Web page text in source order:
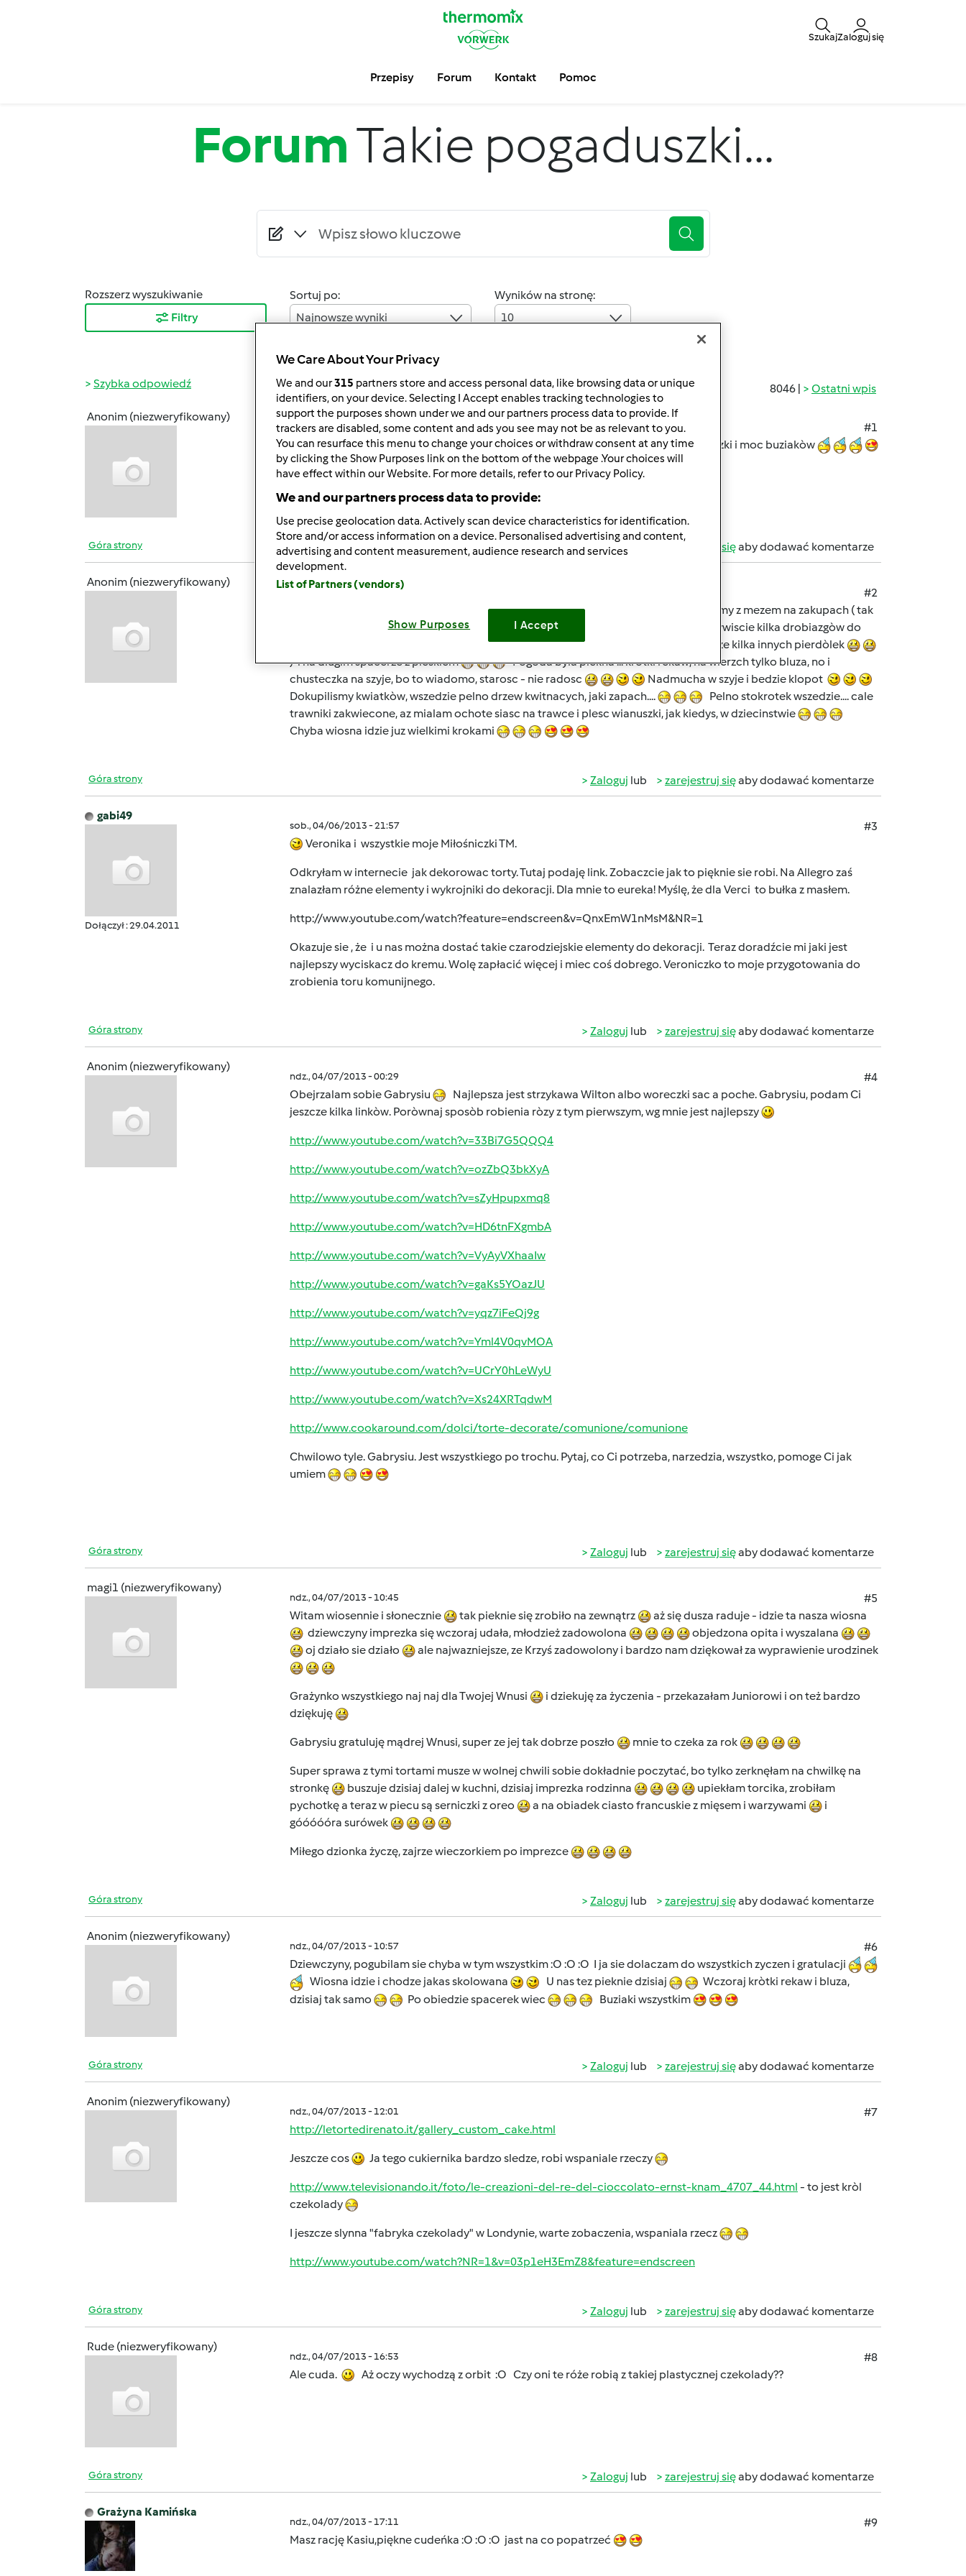
SzukajZaloguj się
Przepisy Forum Kontakt Pomoc
ForumTakie pogaduszki...
Rozszerz wyszukiwanie
Filtry
Sortuj po:
Najnowsze wyniki
Wyników na stronę:
10
8046 | Ostatni wpis
Szybka odpowiedź
Anonim (niezweryfikowany)
sob., 04/06/2013 - 08:04
#1
I ja sie dolaczam do zyczen, choc spòznionych
Zycze udanej imprezki i moc buziakòw
Góra strony Zaloguj zarejestruj sięaby dodawać komentarze
Anonim (niezweryfikowany)
sob., 04/06/2013 - 21:27
#2
Dziewczyny, pogoda u nas byla dzisiaj przewiosenna
Popoludnie spedzilismy z mezem na zakupach ( tak
biegiem, bo szkoda bylo pogody), szwedaniu sie po sklepach ( dokupilam sobie oczywiscie kilka drobiazgòw do
- w zasadzie, to Sandro powybieral mi nowe foremki do ciastek i jeszcze kilka innych pierdòlek
) i na dlugim spacerze z pieskiem
Pogoda byla piekna ... kròtki rekaw, na wierzch tylko bluza, no i
chusteczka na szyje, bo to wiadomo, starosc - nie radosc
Nadmucha w szyje i bedzie klopot
Dokupilismy kwiatkòw, wszedzie pelno drzew kwitnacych, jaki zapach....
Pelno stokrotek wszedzie.... cale
trawniki zakwiecone, az mialam ochote siasc na trawce i plesc wianuszki, jak kiedys, w dziecinstwie
Chyba wiosna idzie juz wielkimi krokami
Góra strony Zaloguj lub zarejestruj sięaby dodawać komentarze
gabi49
Dołączył : 29.04.2011
sob., 04/06/2013 - 21:57
#3
Veronika i wszystkie moje Miłośniczki TM.
Odkryłam w internecie jak dekorowac torty. Tutaj podaję link. Zobaczcie jak to pięknie sie robi. Na Allegro zaś
znalazłam różne elementy i wykrojniki do dekoracji. Dla mnie to eureka! Myślę, że dla Verci to bułka z masłem.
http://www.youtube.com/watch?feature=endscreen&v=QnxEmW1nMsM&NR=1
Okazuje sie , że i u nas można dostać takie czarodziejskie elementy do dekoracji. Teraz doradźcie mi jaki jest
najlepszy wyciskacz do kremu. Wolę zapłacić więcej i miec coś dobrego. Veroniczko to moje przygotowania do
zrobienia toru komunijnego.
Góra strony Zaloguj lub zarejestruj sięaby dodawać komentarze
Anonim (niezweryfikowany)
ndz., 04/07/2013 - 00:29
#4
Obejrzalam sobie Gabrysiu
Najlepsza jest strzykawa Wilton albo woreczki sac a poche. Gabrysiu, podam Ci
jeszcze kilka linkòw. Poròwnaj sposòb robienia ròzy z tym pierwszym, wg mnie jest najlepszy
http://www.youtube.com/watch?v=33Bi7G5QQQ4
http://www.youtube.com/watch?v=ozZbQ3bkXyA
http://www.youtube.com/watch?v=sZyHpupxmq8
http://www.youtube.com/watch?v=HD6tnFXgmbA
http://www.youtube.com/watch?v=VyAyVXhaaIw
http://www.youtube.com/watch?v=gaKs5YOazJU
http://www.youtube.com/watch?v=yqz7iFeQj9g
http://www.youtube.com/watch?v=Yml4V0qvMOA
http://www.youtube.com/watch?v=UCrY0hLeWyU
http://www.youtube.com/watch?v=Xs24XRTqdwM
http://www.cookaround.com/dolci/torte-decorate/comunione/comunione
Chwilowo tyle. Gabrysiu. Jest wszystkiego po trochu. Pytaj, co Ci potrzeba, narzedzia, wszystko, pomoge Ci jak
umiem
Góra strony Zaloguj lub zarejestruj sięaby dodawać komentarze
magi1 (niezweryfikowany)
ndz., 04/07/2013 - 10:45
#5
Witam wiosennie i słonecznie
tak pieknie się zrobiło na zewnątrz
aż się dusza raduje - idzie ta nasza wiosna
dziewczyny imprezka się wczoraj udała, młodzież zadowolona
objedzona opita i wyszalana
oj działo sie działo
ale najwazniejsze, ze Krzyś zadowolony i bardzo nam dziękował za wyprawienie urodzinek
Grażynko wszystkiego naj naj dla Twojej Wnusi
i dziekuję za życzenia - przekazałam Juniorowi i on też bardzo
dziękuję
Gabrysiu gratuluję mądrej Wnusi, super ze jej tak dobrze poszło mnie to czeka za rok
Super sprawa z tymi tortami musze w wolnej chwili sobie dokładnie poczytać, bo tylko zerknęłam na chwilkę na
stronkę
buszuje dzisiaj dalej w kuchni, dzisiaj imprezka rodzinna
upiekłam torcika, zrobiłam
pychotkę a teraz w piecu są serniczki z oreo
a na obiadek ciasto francuskie z mięsem i warzywami
i
góóóóóra surówek
Miłego dzionka życzę, zajrze wieczorkiem po imprezce
Góra strony Zaloguj lub zarejestruj sięaby dodawać komentarze
Anonim (niezweryfikowany)
ndz., 04/07/2013 - 10:57
#6
Dziewczyny, pogubilam sie chyba w tym wszystkim :O :O :O I ja sie dolaczam do wszystkich zyczen i gratulacji
Wiosna idzie i chodze jakas skolowana
U nas tez pieknie dzisiaj
Wczoraj kròtki rekaw i bluza,
dzisiaj tak samo
Po obiedzie spacerek wiec Buziaki wszystkim
Góra strony Zaloguj lub zarejestruj sięaby dodawać komentarze
Anonim (niezweryfikowany)
ndz., 04/07/2013 - 12:01
#7
http://letortedirenato.it/gallery_custom_cake.html
Jeszcze cos Ja tego cukiernika bardzo sledze, robi wspaniale rzeczy
http://www.televisionando.it/foto/le-creazioni-del-re-del-cioccolato-ernst-knam_4707_44.html - to jest kròl
czekolady
I jeszcze slynna "fabryka czekolady" w Londynie, warte zobaczenia, wspaniala rzecz
http://www.youtube.com/watch?NR=1&v=03p1eH3EmZ8&feature=endscreen
Góra strony Zaloguj lub zarejestruj sięaby dodawać komentarze
Rude (niezweryfikowany)
ndz., 04/07/2013 - 16:53
#8
Ale cuda.
Aż oczy wychodzą z orbit :O Czy oni te róże robią z takiej plastycznej czekolady??
Góra strony Zaloguj lub zarejestruj sięaby dodawać komentarze
Grażyna Kamińska
ndz., 04/07/2013 - 17:11
#9
Masz rację Kasiu,piękne cudeńka :O :O :O jast na co popatrzeć
We Care About Your Privacy
We and our315 partners store and access personal data, like browsing data or unique
identifiers, on your device. Selecting I Accept enables tracking technologies to
support the purposes shown under we and our partners process data to provide. If
trackers are disabled, some content and ads you see may not be as relevant to you.
You can resurface this menu to change your choices or withdraw consent at any time
by clicking the Show Purposes link on the bottom of the webpage .Your choices will
have effect within our Website. For more details, refer to our Privacy Policy.
We and our partners process data to provide:
Use precise geolocation data. Actively scan device characteristics for identification.
Store and/or access information on a device. Personalised advertising and content,
advertising and content measurement, audience research and services
development.
List of Partners (vendors)
Show Purposes I Accept